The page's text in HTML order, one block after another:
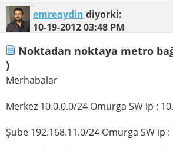
emreaydin diyorki:
10-19-201203:48 PM
Noktadan noktaya metro
)
Merhabalar
Merkez 10.0.0.0/24 Omurga SW ip :
Şube 192.168.11.0/24 Omurga SW ip :